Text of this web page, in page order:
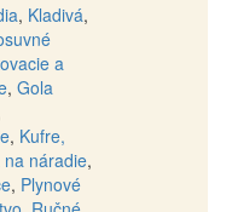
, Kladivá,
a
, Gola
, Kufre,
náradie,
, Plynové